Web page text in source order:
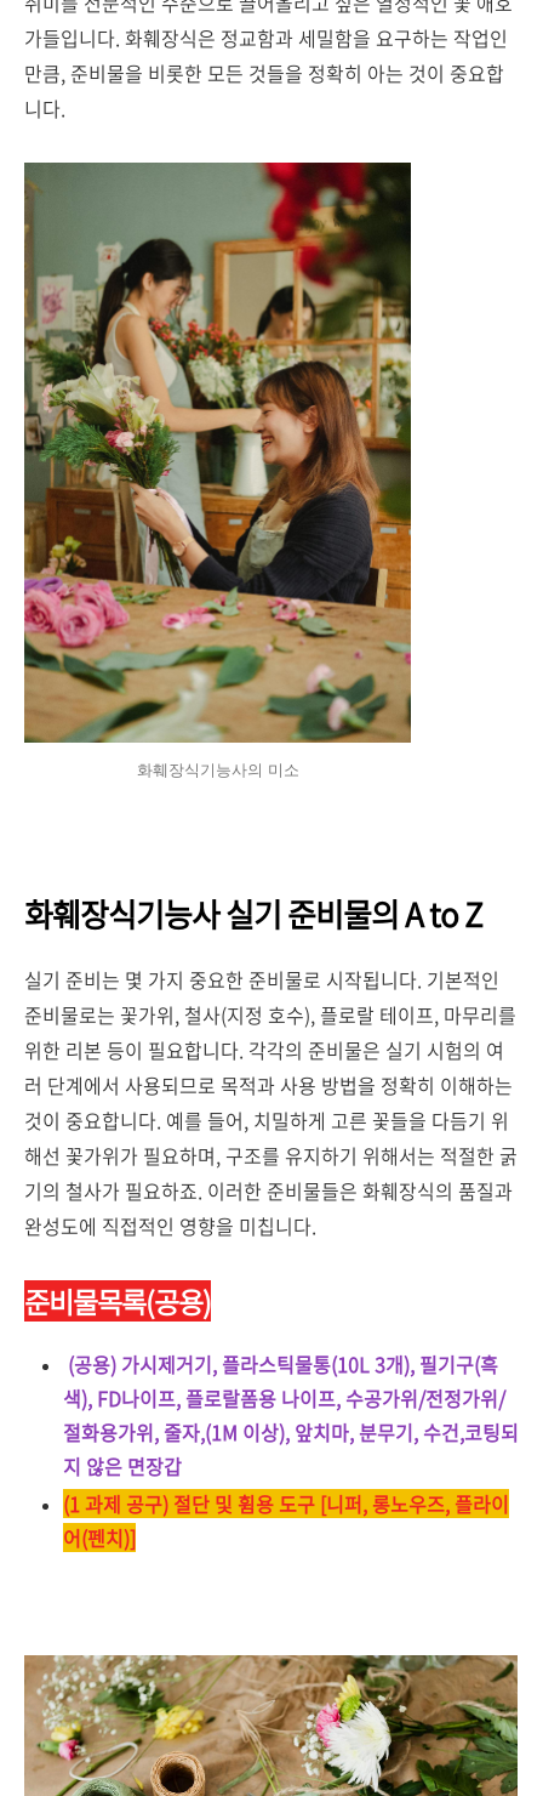
가들입니다. 화훼장식은 정교함과 세밀함을 요구하는 작업인
만큼, 준비물을 비롯한 모든 것들을 정확히 아는 것이 중요합
니다.
화훼장식기능사의 미소
화훼장식기능사 실기 준비물의 A to Z
실기 준비는 몇 가지 중요한 준비물로 시작됩니다. 기본적인
준비물로는 꽃가위, 철사(지정 호수), 플로랄 테이프, 마무리를
위한 리본 등이 필요합니다. 각각의 준비물은 실기 시험의 여
러 단계에서 사용되므로 목적과 사용 방법을 정확히 이해하는
것이 중요합니다. 예를 들어, 치밀하게 고른 꽃들을 다듬기 위
해선 꽃가위가 필요하며, 구조를 유지하기 위해서는 적절한 굵
기의 철사가 필요하죠. 이러한 준비물들은 화훼장식의 품질과
완성도에 직접적인 영향을 미칩니다.
준비물목록(공용)
(공용) 가시제거기, 플라스틱물통(10L 3개), 필기구(흑
색), FD나이프, 플로랄폼용 나이프, 수공가위/전정가위/
절화용가위, 줄자,(1M 이상), 앞치마, 분무기, 수건,코팅되
지 않은 면장갑
(1 과제 공구) 절단 및 휨용 도구 [니퍼, 롱노우즈, 플라이
어(펜치)]